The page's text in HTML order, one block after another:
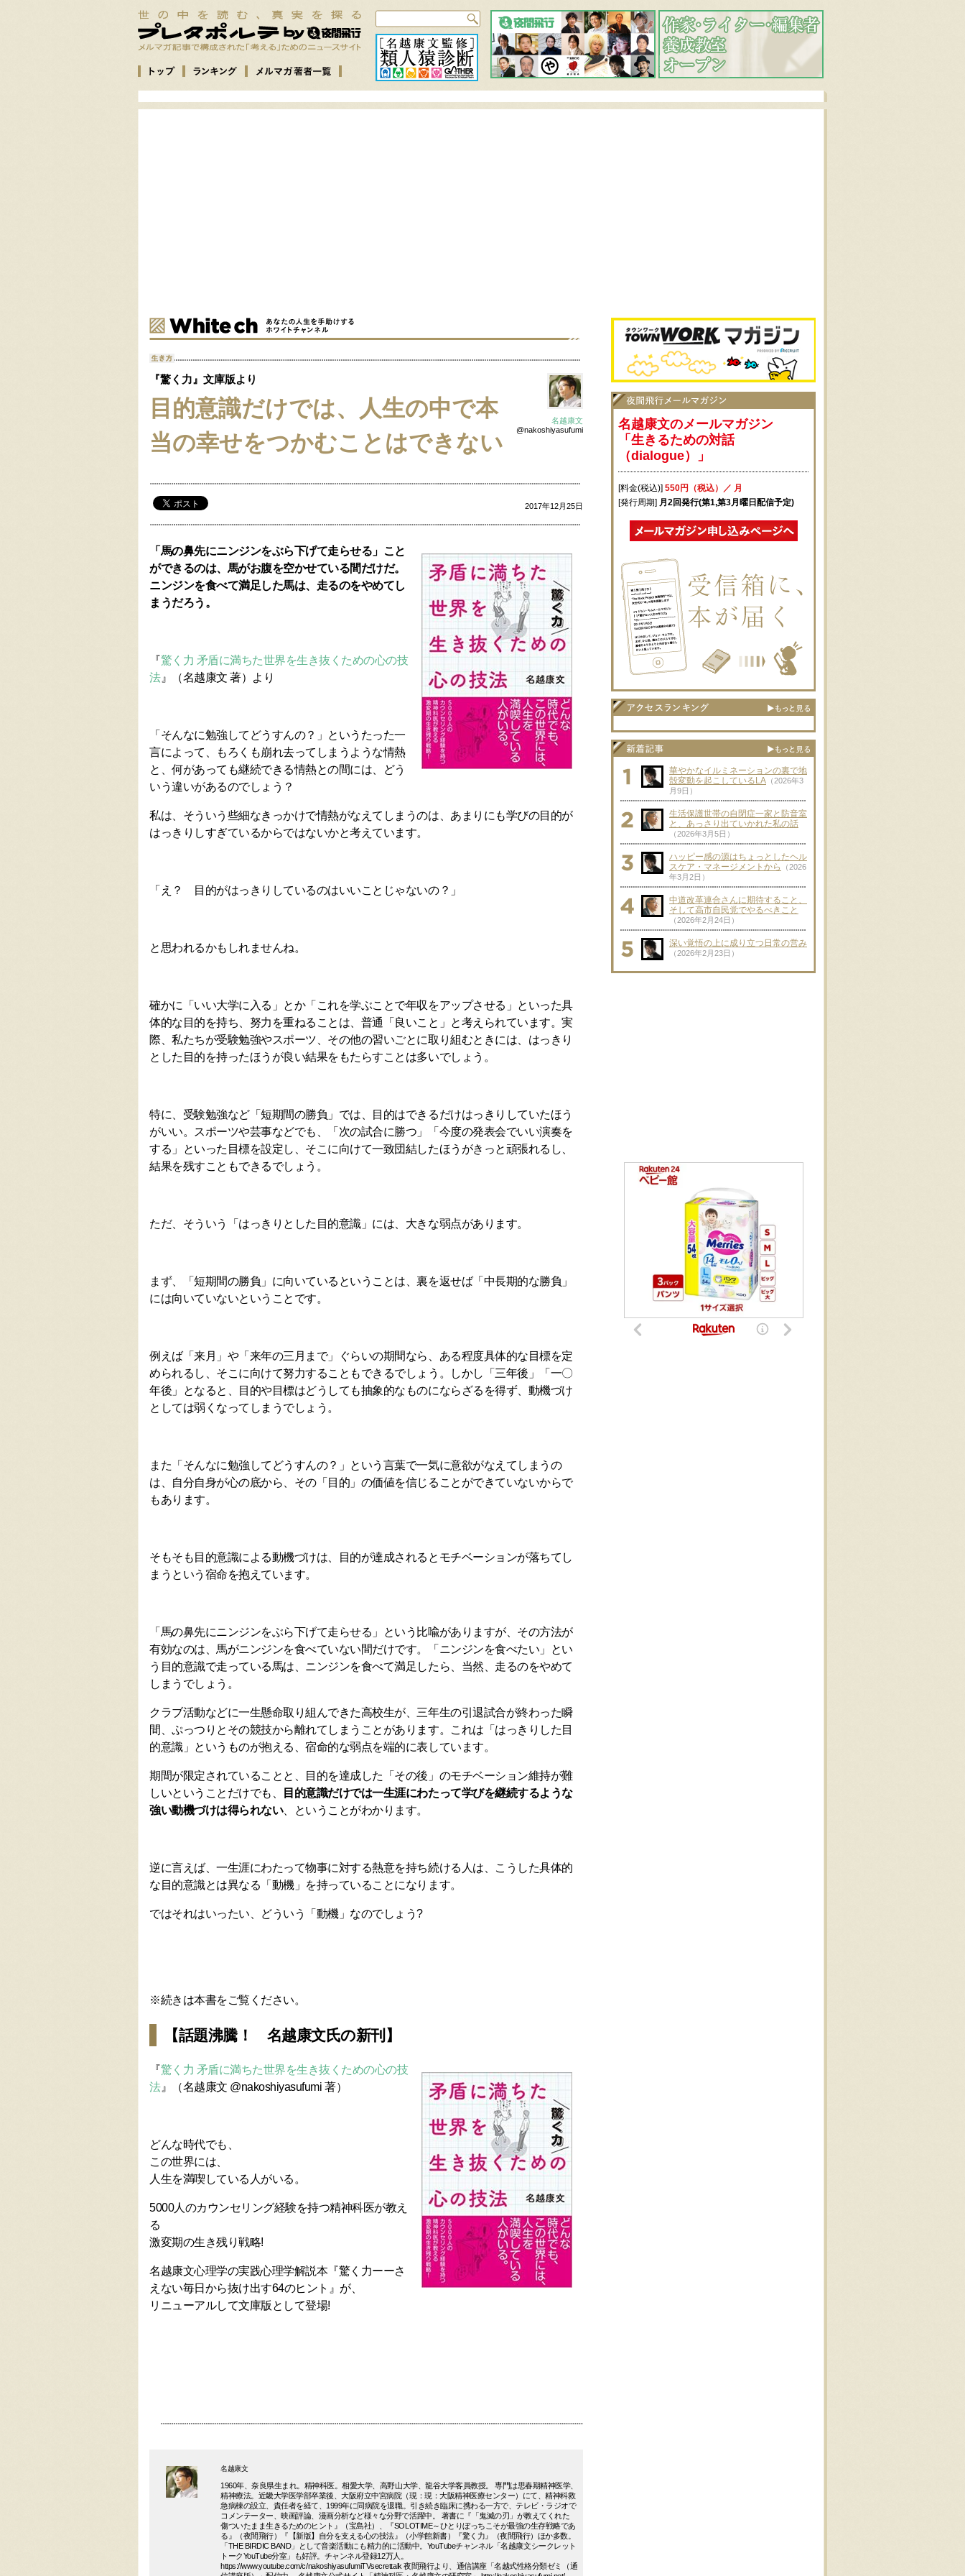
名越康文
@nakoshiyasufumi
『驚く力』文庫版より
目的意識だけでは、人生の中で本
当の幸せをつかむことはできない
2017年12月25日
「馬の鼻先にニンジンをぶら下げて走らせる」こと
ができるのは、馬がお腹を空かせている間だけだ。
ニンジンを食べて満足した馬は、走るのをやめてし
まうだろう。
『驚く力 矛盾に満ちた世界を生き抜くための心の技
法』（名越康文 著）より
「そんなに勉強してどうすんの？」というたった一
言によって、もろくも崩れ去ってしまうような情熱
と、何があっても継続できる情熱との間には、どう
いう違いがあるのでしょう？
私は、そういう些細なきっかけで情熱がなえてしまうのは、あまりにも学びの目的が
はっきりしすぎているからではないかと考えています。
「え？ 目的がはっきりしているのはいいことじゃないの？」
と思われるかもしれませんね。
確かに「いい大学に入る」とか「これを学ぶことで年収をアップさせる」といった具
体的な目的を持ち、努力を重ねることは、普通「良いこと」と考えられています。実
際、私たちが受験勉強やスポーツ、その他の習いごとに取り組むときには、はっきり
とした目的を持ったほうが良い結果をもたらすことは多いでしょう。
特に、受験勉強など「短期間の勝負」では、目的はできるだけはっきりしていたほう
がいい。スポーツや芸事などでも、「次の試合に勝つ」「今度の発表会でいい演奏を
する」といった目標を設定し、そこに向けて一致団結したほうがきっと頑張れるし、
結果を残すこともできるでしょう。
ただ、そういう「はっきりとした目的意識」には、大きな弱点があります。
まず、「短期間の勝負」に向いているということは、裏を返せば「中長期的な勝負」
には向いていないということです。
例えば「来月」や「来年の三月まで」ぐらいの期間なら、ある程度具体的な目標を定
められるし、そこに向けて努力することもできるでしょう。しかし「三年後」「一〇
年後」となると、目的や目標はどうしても抽象的なものにならざるを得ず、動機づけ
としては弱くなってしまうでしょう。
また「そんなに勉強してどうすんの？」という言葉で一気に意欲がなえてしまうの
は、自分自身が心の底から、その「目的」の価値を信じることができていないからで
もあります。
そもそも目的意識による動機づけは、目的が達成されるとモチベーションが落ちてし
まうという宿命を抱えています。
「馬の鼻先にニンジンをぶら下げて走らせる」という比喩がありますが、その方法が
有効なのは、馬がニンジンを食べていない間だけです。「ニンジンを食べたい」とい
う目的意識で走っている馬は、ニンジンを食べて満足したら、当然、走るのをやめて
しまうでしょう。
クラブ活動などに一生懸命取り組んできた高校生が、三年生の引退試合が終わった瞬
間、ぷっつりとその競技から離れてしまうことがあります。これは「はっきりした目
的意識」というものが抱える、宿命的な弱点を端的に表しています。
期間が限定されていることと、目的を達成した「その後」のモチベーション維持が難
しいということだけでも、
目的意識だけでは一生涯にわたって学びを継続するような
強い動機づけは得られない、ということがわかります。
逆に言えば、一生涯にわたって物事に対する熱意を持ち続ける人は、こうした具体的
な目的意識とは異なる「動機」を持っていることになります。
ではそれはいったい、どういう「動機」なのでしょう?
※続きは本書をご覧ください。
【話題沸騰！ 名越康文氏の新刊】
『驚く力 矛盾に満ちた世界を生き抜くための心の技
法』（名越康文 @nakoshiyasufumi 著）
どんな時代でも、
この世界には、
人生を満喫している人がいる。
5000人のカウンセリング経験を持つ精神科医が教え
る
激変期の生き残り戦略!
名越康文心理学の実践心理学解説本『驚く力ーーさ
えない毎日から抜け出す64のヒント』が、
リニューアルして文庫版として登場!
名越康文
1960年、奈良県生まれ。精神科医。相愛大学、高野山大学、龍谷大学客員教授。 専門は思春期精神医学、
精神療法。近畿大学医学部卒業後、大阪府立中宮病院（現：現：大阪精神医療センター）にて、精神科救
急病棟の設立、責任者を経て、1999年に同病院を退職。引き続き臨床に携わる一方で、テレビ・ラジオで
コメンテーター、映画評論、漫画分析など様々な分野で活躍中。 著書に『「鬼滅の刃」が教えてくれた
傷ついたまま生きるためのヒント』（宝島社）、『SOLOTIME～ひとりぼっちこそが最強の生存戦略であ
る』（夜間飛行）『【新版】自分を支える心の技法』（小学館新書）『驚く力』（夜間飛行）ほか多数。
「THE BIRDIC BAND」として音楽活動にも精力的に活動中。YouTubeチャンネル「名越康文シークレット
トークYouTube分室」も好評。チャンネル登録12万人。
https://www.youtube.com/c/nakoshiyasufumiTVsecrettalk 夜間飛行より、通信講座「名越式性格分類ゼミ（通
名越康文のメールマガジン
「生きるための対話
（dialogue）」
[料金(税込)] 550円（税込）／ 月
[発行周期] 月2回発行(第1,第3月曜日配信予定)
華やかなイルミネーションの裏で地
殻変動を起こしているLA （2026年3
月9日）
生活保護世帯の自閉症一家と防音室
と、あっさり出ていかれた私の話
（2026年3月5日）
ハッピー感の源はちょっとしたヘル
スケア・マネージメントから
（2026
年3月2日）
中道改革連合さんに期待すること、
そして高市自民党でやるべきこと
（2026年2月24日）
深い覚悟の上に成り立つ日常の営み
（2026年2月23日）